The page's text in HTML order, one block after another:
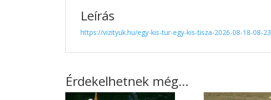
Leírás
https://vizityuk.hu/egy-kis-tur-egy-kis-tisza-2026-08-18-08-23
Érdekelhetnek még…